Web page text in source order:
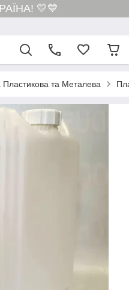
💛💙
Пластикова та Металева